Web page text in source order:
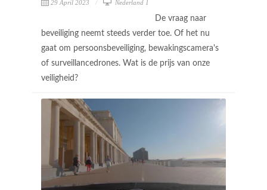
29 April 2023 Nederland 1
De vraag naar
beveiliging neemt steeds verder toe. Of het nu
gaat om persoonsbeveiliging, bewakingscamera's
of surveillancedrones. Wat is de prijs van onze
veiligheid?